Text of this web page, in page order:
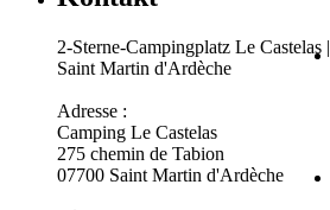
2-Sterne-Campingplatz Le Castelas |
Saint Martin d'Ardèche
Adresse :
Camping Le Castelas
275 chemin de Tabion
07700 Saint Martin d'Ardèche